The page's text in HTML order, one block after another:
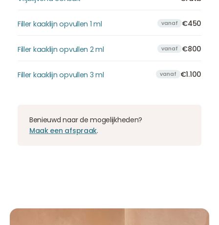
Filler kaaklijn opvullen 1 ml vanaf €450
Filler kaaklijn opvullen 2 ml vanaf €800
Filler kaaklijn opvullen 3 ml vanaf €1.100
Benieuwd naar de mogelijkheden?
Maak een afspraak.